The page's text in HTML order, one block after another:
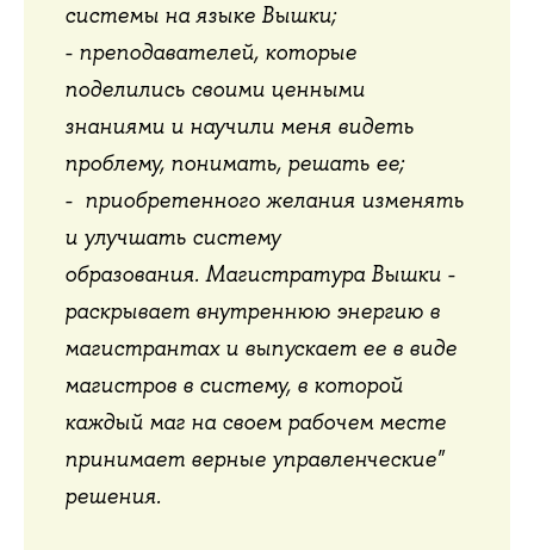
системы на языке Вышки;
- преподавателей, которые
поделились своими ценными
знаниями и научили меня видеть
проблему, понимать, решать ее;
- приобретенного желания изменять
и улучшать систему
образования. Магистратура Вышки -
раскрывает внутреннюю энергию в
магистрантах и выпускает ее в виде
магистров в систему, в которой
каждый маг на своем рабочем месте
принимает верные управленческие"
решения.